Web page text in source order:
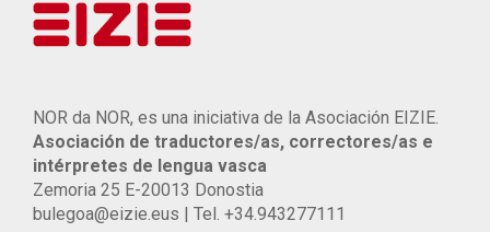
NOR da NOR, es una iniciativa de la Asociación EIZIE.
Asociación de traductores/as, correctores/as e
intérpretes de lengua vasca
Zemoria 25 E-20013 Donostia
bulegoa@eizie.eus | Tel. +34.943277111